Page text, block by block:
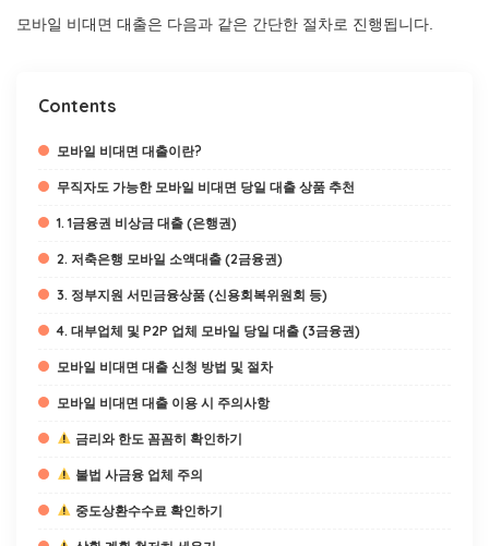
모바일 비대면 대출은 다음과 같은 간단한 절차로 진행됩니다.
Contents
모바일 비대면 대출이란?
무직자도 가능한 모바일 비대면 당일 대출 상품 추천
1. 1금융권 비상금 대출 (은행권)
2. 저축은행 모바일 소액대출 (2금융권)
3. 정부지원 서민금융상품 (신용회복위원회 등)
4. 대부업체 및 P2P 업체 모바일 당일 대출 (3금융권)
모바일 비대면 대출 신청 방법 및 절차
모바일 비대면 대출 이용 시 주의사항
금리와 한도 꼼꼼히 확인하기
불법 사금융 업체 주의
중도상환수수료 확인하기